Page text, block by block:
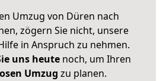
Umzug von Düren nach
zögern Sie nicht, unsere
in Anspruch zu nehmen.
uns heutenoch, um Ihren
Umzug zu planen.